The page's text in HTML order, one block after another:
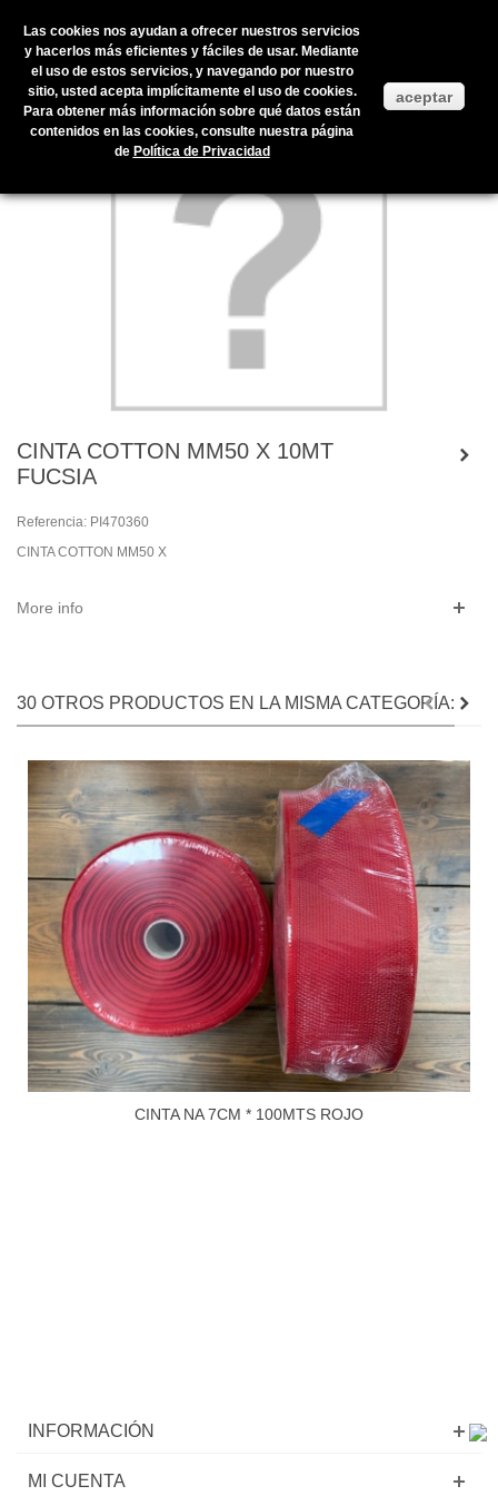
Inicio > Productos en stock > ENVOLTORIOS Y PRESENTACIÓN >
CINTAS > COTÓN > CINTA COTTON MM50 X 10MT FUCSIA
CINTA COTTON MM50 X 10MT
FUCSIA
Referencia: PI470360
CINTA COTTON MM50 X
More info
30 OTROS PRODUCTOS EN LA MISMA CATEGORÍA:
CINTA NA 7CM * 100MTS ROJO
Las cookies nos ayudan a ofrecer nuestros servicios
y hacerlos más eficientes y fáciles de usar. Mediante
el uso de estos servicios, y navegando por nuestro
sitio, usted acepta implícitamente el uso de cookies.
Para obtener más información sobre qué datos están
contenidos en las cookies, consulte nuestra página
de Política de Privacidad
aceptar
INFORMACIÓN
MI CUENTA